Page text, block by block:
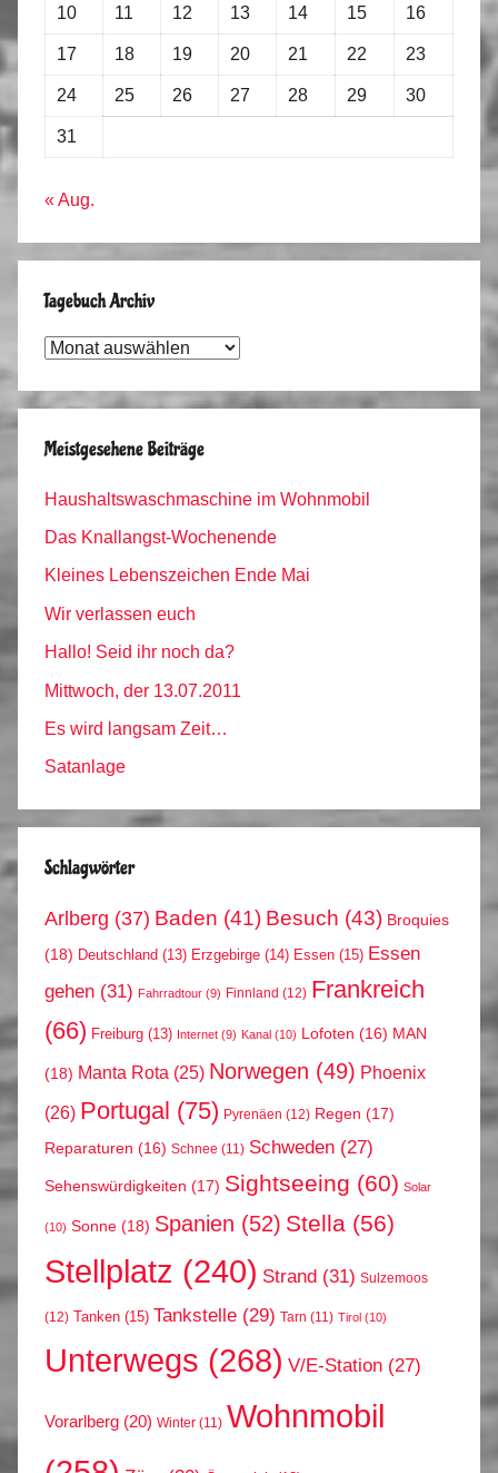
10 11 12 13 14 15 16
17 18 19 20 21 22 23
24 25 26 27 28 29 30
31
« Aug.
Tagebuch Archiv
Tagebuch
Meistgesehene Beiträge
Haushaltswaschmaschine im Wohnmobil
Das Knallangst-Wochenende
Kleines Lebenszeichen Ende Mai
Wir verlassen euch
Hallo! Seid ihr noch da?
Mittwoch, der 13.07.2011
Es wird langsam Zeit…
Satanlage
Schlagwörter
Arlberg (37) Baden (41) Besuch (43) Broquies
(18) Deutschland (13) Erzgebirge (14) Essen (15) Essen
gehen (31) Fahrradtour (9) Finnland (12) Frankreich
(66) Freiburg (13) Internet (9) Kanal (10) Lofoten (16) MAN
(18) Manta Rota (25) Norwegen (49) Phoenix
(26) Portugal (75) Pyrenäen (12) Regen (17)
Reparaturen (16) Schnee (11) Schweden (27)
Sehenswürdigkeiten (17) Sightseeing (60) Solar
(10) Sonne (18) Spanien (52) Stella (56)
Stellplatz (240) Strand (31) Sulzemoos
(12) Tanken (15) Tankstelle (29) Tarn (11) Tirol (10)
Unterwegs (268) V/E-Station (27)
Vorarlberg (20) Winter (11) Wohnmobil